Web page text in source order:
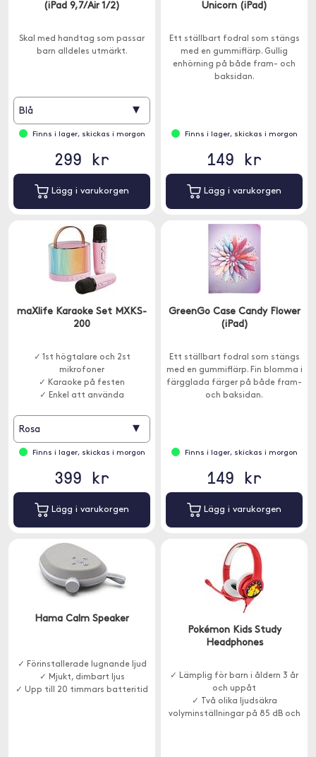
(iPad 9,7/Air 1/2)
Skal med handtag som passar
barn alldeles utmärkt.
Blå ▾
Finns i lager, skickas i morgon
299 kr
Lägg i varukorgen
Unicorn (iPad)
Ett ställbart fodral som stängs
med en gummiflärp. Gullig
enhörning på både fram- och
baksidan.
Finns i lager, skickas i morgon
149 kr
Lägg i varukorgen
maXlife Karaoke Set MXKS-
200
✓ 1st högtalare och 2st
mikrofoner
✓ Karaoke på festen
✓ Enkel att använda
Rosa ▾
Finns i lager, skickas i morgon
399 kr
Lägg i varukorgen
GreenGo Case Candy Flower
(iPad)
Ett ställbart fodral som stängs
med en gummiflärp. Fin blomma i
färgglada färger på både fram-
och baksidan.
Finns i lager, skickas i morgon
149 kr
Lägg i varukorgen
Hama Calm Speaker
✓ Förinstallerade lugnande ljud
✓ Mjukt, dimbart ljus
✓ Upp till 20 timmars batteritid
Pokémon Kids Study
Headphones
✓ Lämplig för barn i åldern 3 år
och uppåt
✓ Två olika ljudsäkra
volyminställningar på 85 dB och